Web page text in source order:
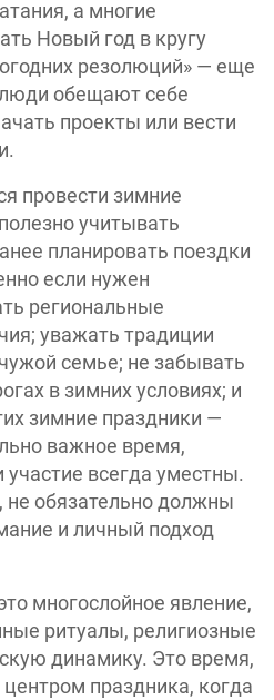
а многие
Новый год в кругу
резолюций» — еще
обещают себе
проекты или вести
провести зимние
учитывать
планировать поездки
если нужен
региональные
уважать традиции
семье; не забывать
в зимних условиях; и
зимние праздники —
важное время,
всегда уместны.
не обязательно должны
и личный подход
многослойное явление,
ритуалы, религиозные
динамику. Это время,
праздника, когда